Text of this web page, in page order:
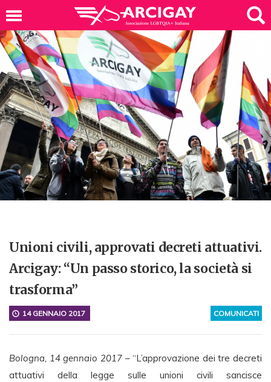
Unioni civili, approvati decreti attuativi.
Arcigay: “Un passo storico, la società si
trasforma”
COMUNICATI
14 GENNAIO 2017
Bologna, 14 gennaio 2017– “L’approvazione dei tre decreti
attuativi della legge sulle unioni civili sancisce